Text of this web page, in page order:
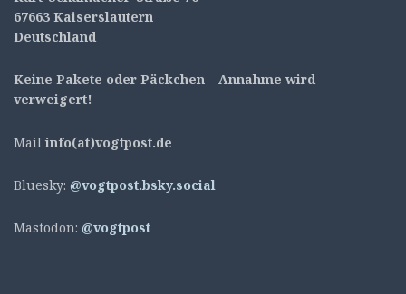
67663 Kaiserslautern
Deutschland
Keine Pakete oder Päckchen – Annahme wird
verweigert!
Mail info(at)vogtpost.de
Bluesky: @vogtpost.bsky.social
Mastodon: @vogtpost